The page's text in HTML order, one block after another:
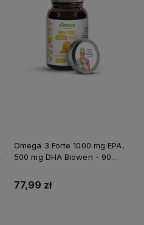
Omega 3 Forte 1000 mg EPA,
500 mg DHA Biowen - 90
77,99 zł